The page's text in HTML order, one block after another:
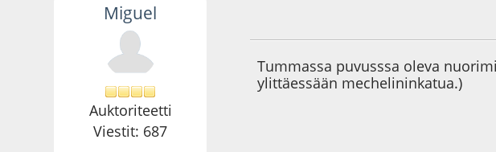
Miguel
Auktoriteetti
Viestit: 687
Tummassa puvusssa oleva
ylittäessään mechelininkatua.)